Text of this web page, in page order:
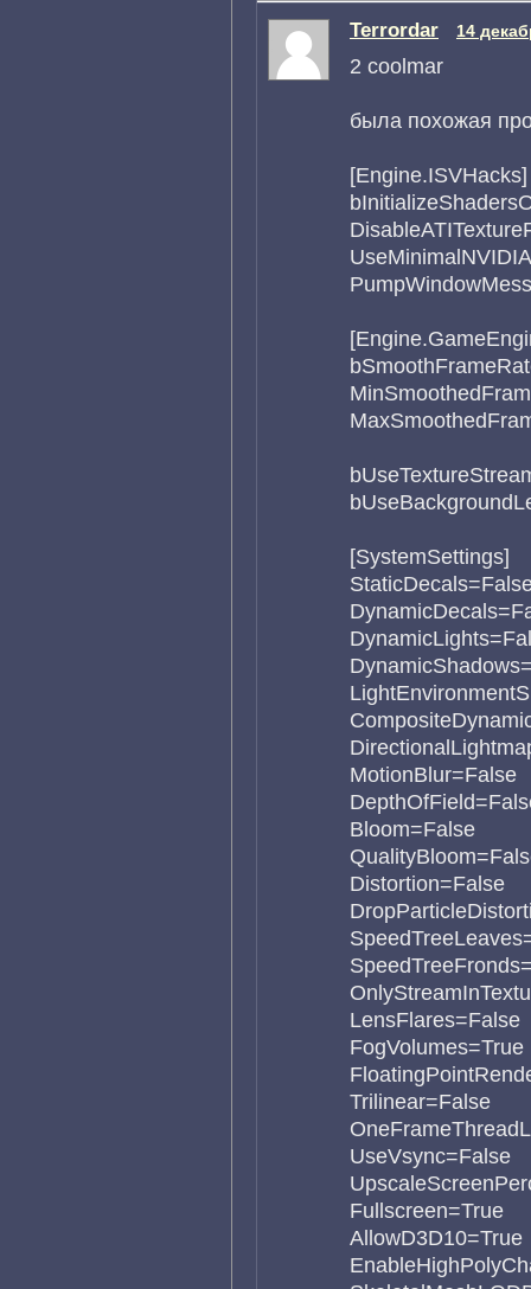
Terrordar 14
2 coolmar
была похожая
[Engine.ISVHacks]
[SystemSettings]
MotionBlur=False
Bloom=False
Distortion=False
LensFlares=False
FogVolumes=True
Trilinear=False
UseVsync=False
Fullscreen=True
AllowD3D10=True